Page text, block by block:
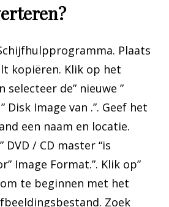
Plaats
kopiëren. Klik op het
selecteer de” nieuwe ”
Disk Image van .”. Geef het
een naam en locatie.
/ CD master “is
Image Format.”. Klik op”
om te beginnen met het
Zoek